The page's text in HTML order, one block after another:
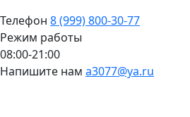
Телефон 8 (999) 800-30-77
Режим работы
08:00-21:00
Напишите нам a3077@ya.ru